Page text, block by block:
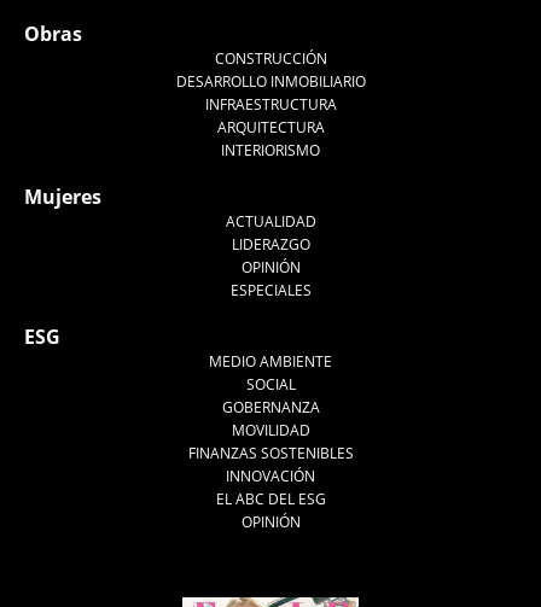
Obras
CONSTRUCCIÓN
DESARROLLO INMOBILIARIO
INFRAESTRUCTURA
ARQUITECTURA
INTERIORISMO
Mujeres
ACTUALIDAD
LIDERAZGO
OPINIÓN
ESPECIALES
ESG
MEDIO AMBIENTE
SOCIAL
GOBERNANZA
MOVILIDAD
FINANZAS SOSTENIBLES
INNOVACIÓN
EL ABC DEL ESG
OPINIÓN